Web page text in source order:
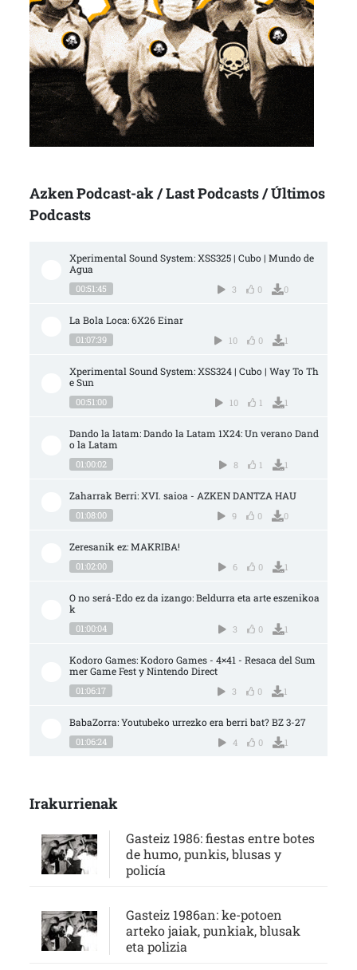
Azken Podcast-ak / Last Podcasts / Últimos
Podcasts
Xperimental Sound System: XSS325 | Cubo | Mundo de
Agua
00:51:45 3 0 0
La Bola Loca: 6X26 Einar
01:07:39 10 0 1
Xperimental Sound System: XSS324 | Cubo | Way To Th
e Sun
00:51:00 10 1 1
Dando la latam: Dando la Latam 1X24: Un verano Dand
o la Latam
01:00:02 8 1 1
Zaharrak Berri: XVI. saioa - AZKEN DANTZA HAU
01:08:00 9 0 0
Zeresanik ez: MAKRIBA!
01:02:00 6 0 1
O no será-Edo ez da izango: Beldurra eta arte eszenikoa
k
01:00:04 3 0 1
Kodoro Games: Kodoro Games - 4×41 - Resaca del Sum
mer Game Fest y Nintendo Direct
01:06:17 3 0 1
BabaZorra: Youtubeko urrezko era berri bat? BZ 3-27
01:06:24 4 0 1
Irakurrienak
Gasteiz 1986: fiestas entre botes
de humo, punkis, blusas y
policía
Gasteiz 1986an: ke-potoen
arteko jaiak, punkiak, blusak
eta polizia